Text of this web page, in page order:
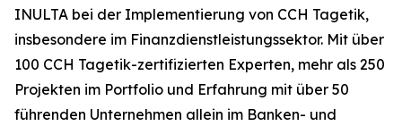
INULTA bei der Implementierung von CCH Tagetik,
insbesondere im Finanzdienstleistungssektor. Mit über
100 CCH Tagetik-zertifizierten Experten, mehr als 250
Projekten im Portfolio und Erfahrung mit über 50
führenden Unternehmen allein im Banken- und